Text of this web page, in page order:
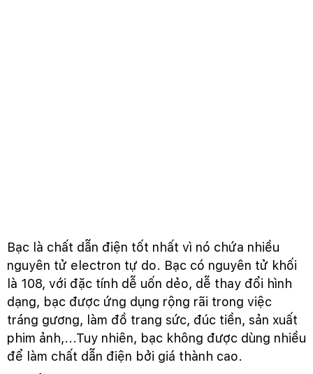
Bạc là chất dẫn điện tốt nhất vì nó chứa nhiều
nguyên tử electron tự do. Bạc có nguyên tử khối
là 108, với đặc tính dễ uốn dẻo, dễ thay đổi hình
dạng, bạc được ứng dụng rộng rãi trong việc
tráng gương, làm đồ trang sức, đúc tiền, sản xuất
phim ảnh,...Tuy nhiên, bạc không được dùng nhiều
để làm chất dẫn điện bởi giá thành cao.